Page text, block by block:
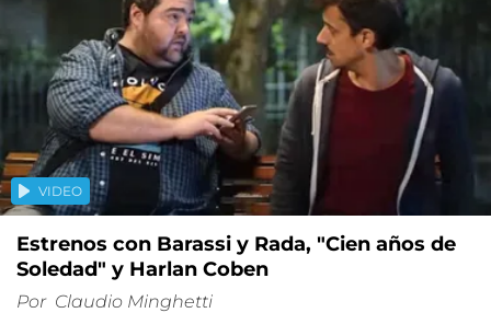
VIDEO
Estrenos con Barassi y Rada, "Cien años de
Soledad" y Harlan Coben
Por Claudio Minghetti